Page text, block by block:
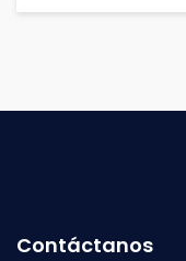
Contáctanos